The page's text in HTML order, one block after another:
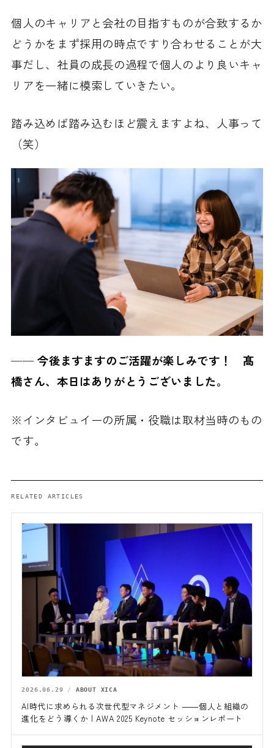
個人のキャリアと会社の目指すものが合致するか
どうかをまず採用の時点ですり合わせることが大
事だし、社員の成長の過程で個人のより良いキャ
リアを一緒に模索していきたい。
踏み込めば踏み込むほど震えますよね、人事って
（笑）
──今後ますますのご活躍が楽しみです！ 髙
橋さん、本日はありがとうございました。
※インタビュイーの所属・役職は取材当時のもの
です。
RELATED ARTICLES
2026.06.29 ABOUT XICA
AI時代に求められる次世代型マネジメント ――個人と組織の
進化をどう導くか | AWA 2025 Keynote セッションレポート